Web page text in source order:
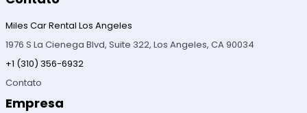
Miles Car Rental Los Angeles
1976 S La Cienega Blvd, Suite 322, Los Angeles, CA 90034
+1 (310) 356-6932
Contato
Empresa